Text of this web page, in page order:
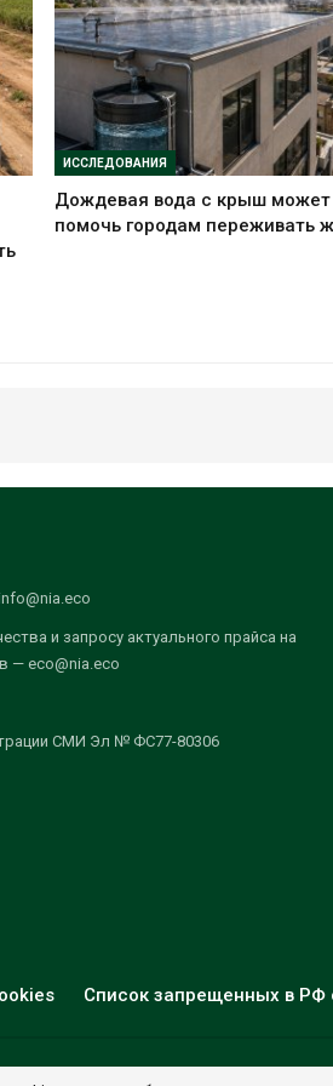
ИССЛЕДОВАНИЯ
Дождевая вода с крыш может
помочь городам переживать
и запросу актуального прайса на
— eco@nia.eco
СМИ Эл № ФС77-80306
Список запрещенных в РФ